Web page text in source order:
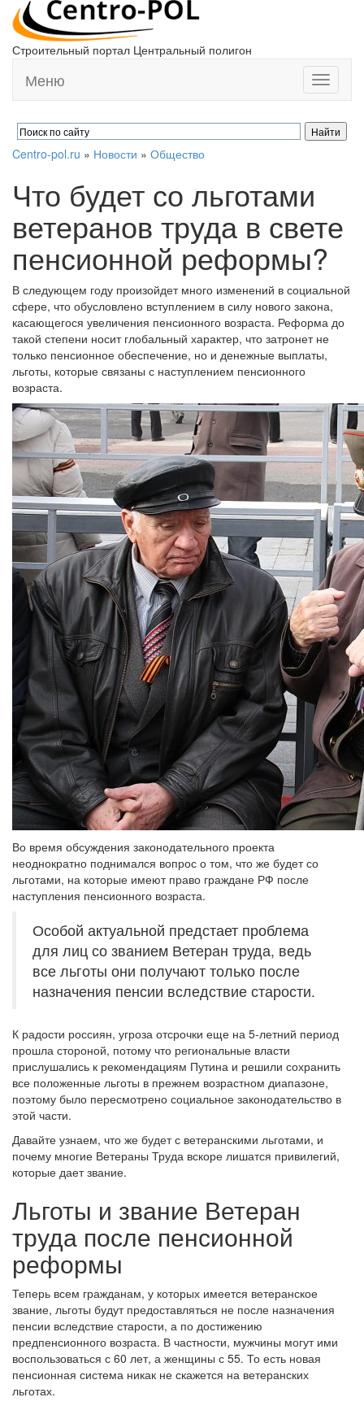
Строительный портал Центральный полигон
Toggle
Меню
Centro-pol.ru » Новости » Общество
Что будет со льготами
ветеранов труда в свете
пенсионной реформы?
В следующем году произойдет много изменений в социальной
сфере, что обусловлено вступлением в силу нового закона,
касающегося увеличения пенсионного возраста. Реформа до
такой степени носит глобальный характер, что затронет не
только пенсионное обеспечение, но и денежные выплаты,
льготы, которые связаны с наступлением пенсионного
возраста.
Во время обсуждения законодательного проекта
неоднократно поднимался вопрос о том, что же будет со
льготами, на которые имеют право граждане РФ после
наступления пенсионного возраста.
Особой актуальной предстает проблема
для лиц со званием Ветеран труда, ведь
все льготы они получают только после
назначения пенсии вследствие старости.
К радости россиян, угроза отсрочки еще на 5-летний период
прошла стороной, потому что региональные власти
прислушались к рекомендациям Путина и решили сохранить
все положенные льготы в прежнем возрастном диапазоне,
поэтому было пересмотрено социальное законодательство в
этой части.
Давайте узнаем, что же будет с ветеранскими льготами, и
почему многие Ветераны Труда вскоре лишатся привилегий,
которые дает звание.
Льготы и звание Ветеран
труда после пенсионной
реформы
Теперь всем гражданам, у которых имеется ветеранское
звание, льготы будут предоставляться не после назначения
пенсии вследствие старости, а по достижению
предпенсионного возраста. В частности, мужчины могут ими
воспользоваться с 60 лет, а женщины с 55. То есть новая
пенсионная система никак не скажется на ветеранских
льготах.